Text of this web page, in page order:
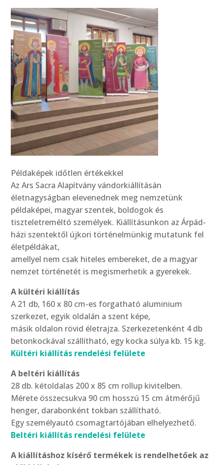
Példaképek időtlen értékekkel
Az Ars Sacra Alapítvány vándorkiállításán
életnagyságban elevenednek meg nemzetünk
példaképei, magyar szentek, boldogok és
tiszteletreméltó személyek. Kiállításunkon az Árpád-
házi szentektől újkori történelmünkig mutatunk fel
életpéldákat,
amellyel nem csak hiteles embereket, de a magyar
nemzet történetét is megismerhetik a gyerekek.
A kültéri kiállítás
A 21 db, 160 x 80 cm-es forgatható aluminium
szerkezet, egyik oldalán a szent képe,
másik oldalon rövid életrajza. Szerkezetenként 4 db
betonkockával szállítható, egy kocka súlya kb. 15 kg.
Kültéri kiállítás rendelési felülete
A beltéri kiállítás
28 db. kétoldalas 200 x 85 cm rollup kivitelben.
Mérete összecsukva 90 cm hosszú 15 cm átmérőjű
henger, darabonként tokban szállítható.
Egy személyautó csomagtartójában elhelyezhető.
Beltéri kiállítás rendelési felülete
A kiállításhoz kísérő termékek is rendelhetőek az